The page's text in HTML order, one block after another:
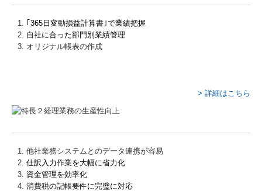
｢365日変動損益計算書｣で業績把握
自社に合った部門別業績管理
オリジナル帳表の作成
> 詳細はこちら
他社業務システムとのデータ連携が容易
仕訳入力作業を大幅に省力化
資金管理を効率化
消費税の記帳要件に完璧に対応